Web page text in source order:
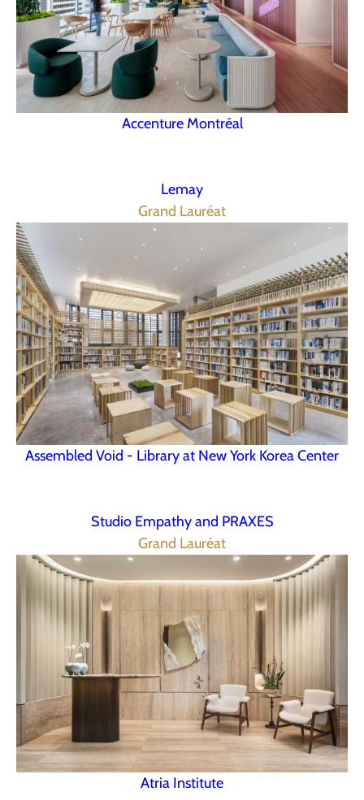
Accenture Montréal
Lemay
Grand Lauréat
Assembled Void - Library at New York Korea Center
Studio Empathy and PRAXES
Grand Lauréat
Atria Institute